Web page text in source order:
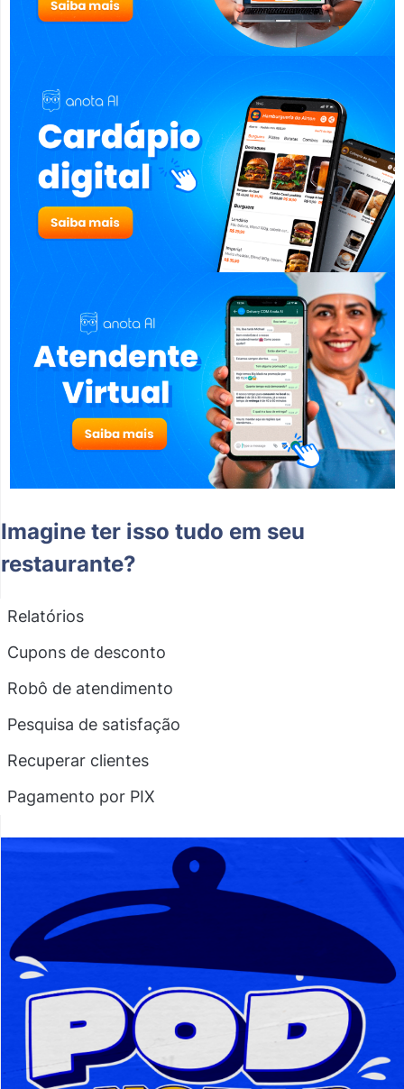
Imagine ter isso tudo em seu
restaurante?
Relatórios
Cupons de desconto
Robô de atendimento
Pesquisa de satisfação
Recuperar clientes
Pagamento por PIX